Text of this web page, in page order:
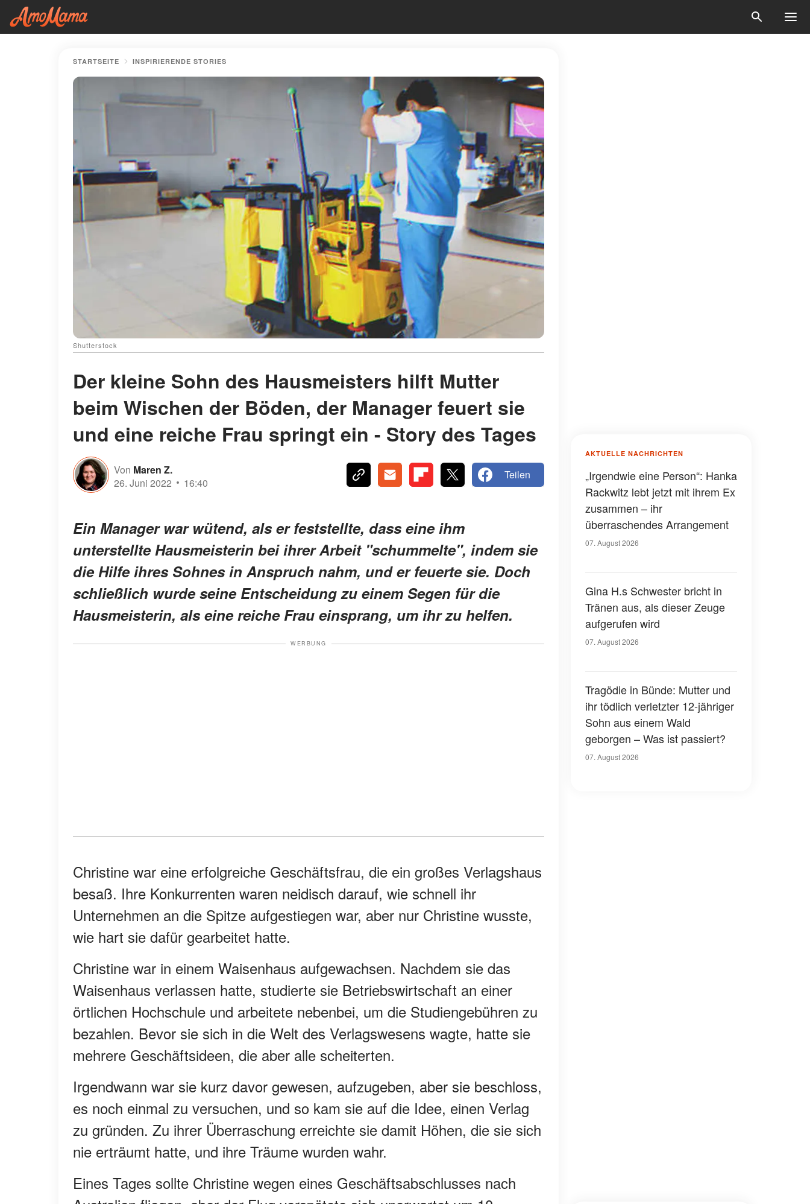
STARTSEITE INSPIRIERENDE STORIES
Shutterstock
Der kleine Sohn des Hausmeisters hilft Mutter
beim Wischen der Böden, der Manager feuert sie
und eine reiche Frau springt ein - Story des Tages
Von Maren Z.
26. Juni 2022
16:40
Teilen
Ein Manager war wütend, als er feststellte, dass eine ihm
unterstellte Hausmeisterin bei ihrer Arbeit "schummelte", indem sie
die Hilfe ihres Sohnes in Anspruch nahm, und er feuerte sie. Doch
schließlich wurde seine Entscheidung zu einem Segen für die
Hausmeisterin, als eine reiche Frau einsprang, um ihr zu helfen.
WERBUNG
Christine war eine erfolgreiche Geschäftsfrau, die ein großes Verlagshaus
besaß. Ihre Konkurrenten waren neidisch darauf, wie schnell ihr
Unternehmen an die Spitze aufgestiegen war, aber nur Christine wusste,
wie hart sie dafür gearbeitet hatte.
Christine war in einem Waisenhaus aufgewachsen. Nachdem sie das
Waisenhaus verlassen hatte, studierte sie Betriebswirtschaft an einer
örtlichen Hochschule und arbeitete nebenbei, um die Studiengebühren zu
bezahlen. Bevor sie sich in die Welt des Verlagswesens wagte, hatte sie
mehrere Geschäftsideen, die aber alle scheiterten.
Irgendwann war sie kurz davor gewesen, aufzugeben, aber sie beschloss,
es noch einmal zu versuchen, und so kam sie auf die Idee, einen Verlag
zu gründen. Zu ihrer Überraschung erreichte sie damit Höhen, die sie sich
nie erträumt hatte, und ihre Träume wurden wahr.
Eines Tages sollte Christine wegen eines Geschäftsabschlusses nach
AKTUELLE NACHRICHTEN
„Irgendwie eine Person“: Hanka
Rackwitz lebt jetzt mit ihrem Ex
zusammen – ihr
überraschendes Arrangement
07. August 2026
Gina H.s Schwester bricht in
Tränen aus, als dieser Zeuge
aufgerufen wird
07. August 2026
Tragödie in Bünde: Mutter und
ihr tödlich verletzter 12-jähriger
Sohn aus einem Wald
geborgen – Was ist passiert?
07. August 2026